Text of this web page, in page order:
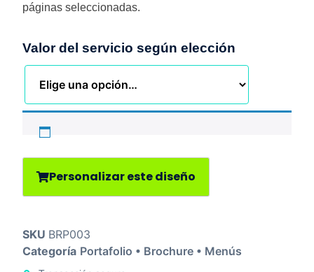
páginas seleccionadas.
Valor del servicio según elección
Personalizar este diseño
SKU BRP003
Categoría Portafolio • Brochure • Menús